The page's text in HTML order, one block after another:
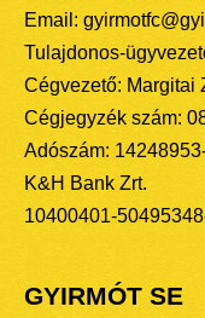
Email:
Tulajdonos-
Cégvezető: Margitai
Cégjegyzék szám:
Adószám:
K&H Bank Zrt.
10400401-
GYIRMÓT SE